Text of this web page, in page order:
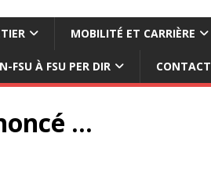
MOBILITÉ ET CARRIÈRE
FSU À FSU PER DIR CONTACT
…